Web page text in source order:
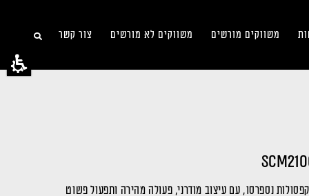
משווקים מורשים משווקים לא מורשים צור קשר
נספרסו, עם עיצוב מודרני, פעולה מהירה ותפעול פשוט